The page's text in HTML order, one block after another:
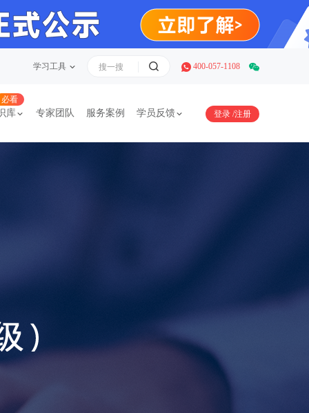
学习工具 400-057-1108
必看
库 专家团队 服务案例 学员反馈 登录 /注册